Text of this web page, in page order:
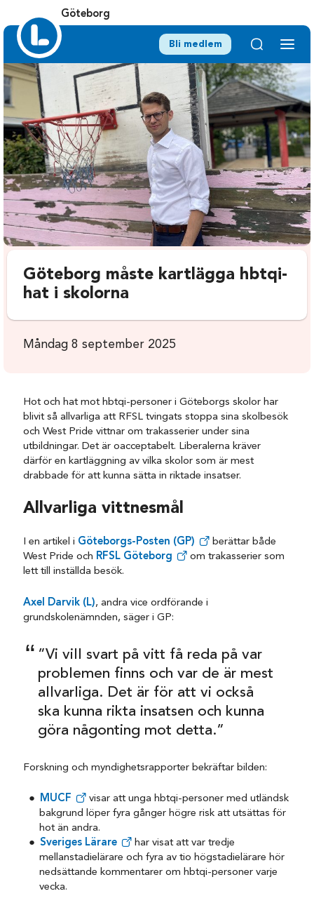
Göteborg
Bli medlem
Göteborg måste kartlägga hbtqi-
hat i skolorna
Måndag 8 september 2025
Hot och hat mot hbtqi-personer i Göteborgs skolor har
blivit så allvarliga att RFSL tvingats stoppa sina skolbesök
och West Pride vittnar om trakasserier under sina
utbildningar. Det är oacceptabelt. Liberalerna kräver
därför en kartläggning av vilka skolor som är mest
drabbade för att kunna sätta in riktade insatser.
Allvarliga vittnesmål
I en artikel i Göteborgs-Posten (GP)
berättar både
West Pride och RFSL Göteborg
om trakasserier som
lett till inställda besök.
Axel Darvik (L), andra vice ordförande i
grundskolenämnden, säger i GP:
”Vi vill svart på vitt få reda på var
problemen finns och var de är mest
allvarliga. Det är för att vi också
ska kunna rikta insatsen och kunna
göra någonting mot detta.”
Forskning och myndighetsrapporter bekräftar bilden:
MUCF
visar att unga hbtqi-personer med utländsk
bakgrund löper fyra gånger högre risk att utsättas för
hot än andra.
Sveriges Lärare
har visat att var tredje
mellanstadielärare och fyra av tio högstadielärare hör
nedsättande kommentarer om hbtqi-personer varje
vecka.